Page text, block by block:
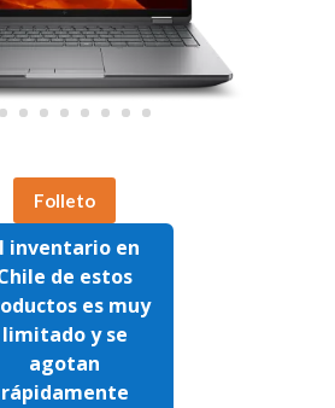
Folleto
inventario en
de estos
es muy
limitado y se
agotan
rápidamente